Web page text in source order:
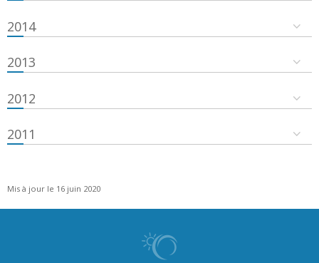
2014
2013
2012
2011
Mis à jour le 16 juin 2020